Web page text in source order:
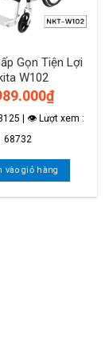
Gọn Tiện Lợi
W102
₫
| 👁 Lượt xem :
68732
vào giỏ hàng